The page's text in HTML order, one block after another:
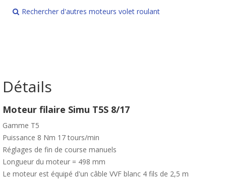
Rechercher d'autres moteurs volet roulant
Détails
Moteur filaire Simu T5S 8/17
Gamme T5
Puissance 8 Nm 17 tours/min
Réglages de fin de course manuels
Longueur du moteur = 498 mm
Le moteur est équipé d'un câble VVF blanc 4 fils de 2,5 m